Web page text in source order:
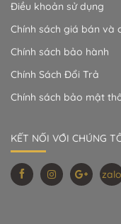
Điều khoản sử dụng
Chính sách giá bán và
Chính sách bảo hành
Chính Sách Đổi Trả
Chính sách bảo mật
KẾT NỐI VỚI CHÚNG
zalo